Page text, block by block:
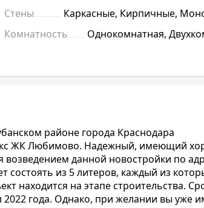
Стены
Каркасные, Кирпичные,
Комнатность
Однокомнатная,
районе города Краснодара
ЖК Любимово. Надежный, имеющий
возведением данной новостройки по
состоять из 5 литеров, каждый из
находится на этапе строительства.
года. Однако, при желании вы уже